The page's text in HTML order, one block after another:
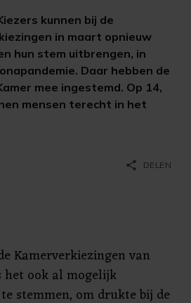
kunnen bij de
in maart opnieuw
hun stem uitbrengen, in
Daar hebben de
mee ingestemd. Op 14,
mensen terecht in het
share DELEN
Kamerverkiezingen van
het ook al mogelijk
stemmen, om drukte bij de